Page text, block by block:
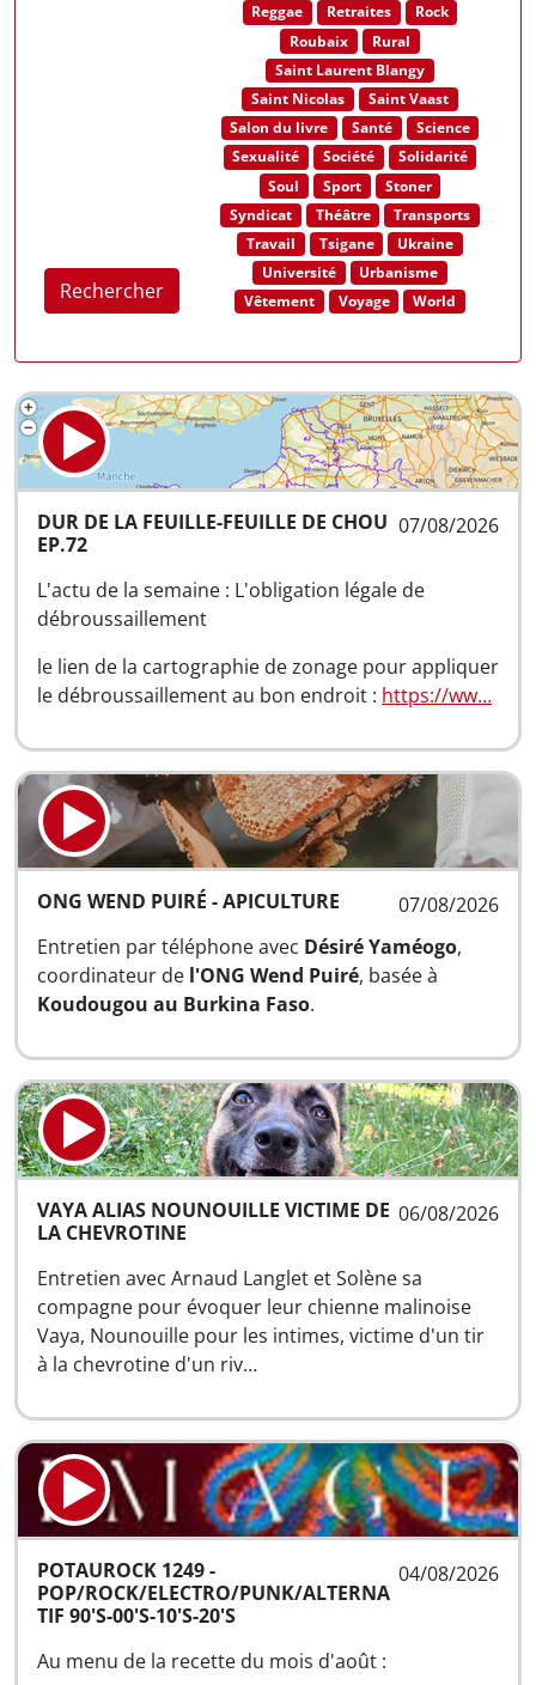
Rechercher
Reggae
Retraites
Rock
Roubaix
Rural
Saint Laurent Blangy
Saint Nicolas
Saint Vaast
Salon du livre
Santé
Science
Sexualité
Société
Solidarité
Soul
Sport
Stoner
Syndicat
Théâtre
Transports
Travail
Tsigane
Ukraine
Université
Urbanisme
Vêtement
Voyage World
07/08/2026
DUR DE LA FEUILLE-FEUILLE DE CHOU
EP.72
L'actu de la semaine : L'obligation légale de
débroussaillement
le lien de la cartographie de zonage pour appliquer
le débroussaillement au bon endroit : https://ww…
07/08/2026
ONG WEND PUIRÉ - APICULTURE
Entretien par téléphone avec Désiré Yaméogo,
coordinateur de l'ONG Wend Puiré, basée à
Koudougou au Burkina Faso.
06/08/2026
VAYA ALIAS NOUNOUILLE VICTIME DE
LA CHEVROTINE
Entretien avec Arnaud Langlet et Solène sa
compagne pour évoquer leur chienne malinoise
Vaya, Nounouille pour les intimes, victime d'un tir
à la chevrotine d'un riv…
04/08/2026
POTAUROCK 1249 -
POP/ROCK/ELECTRO/PUNK/ALTERNA
TIF 90'S-00'S-10'S-20'S
Au menu de la recette du mois d'août :